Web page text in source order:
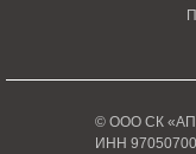
© ООО СК
ИНН